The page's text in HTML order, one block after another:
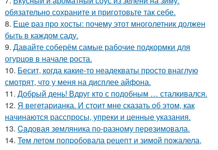
обязательно сохраните и приготовьте так себе.
8. Еще раз про хосты: почему этот многолетник должен
быть в каждом саду.
9. Давайте соберём самые рабочие подкормки для
огурцов в начале роста.
10. Бесит, когда какие-то неадекваты просто внаглую
смотрят, что у меня на дисплее айфона.
11. Добрый день! Вдруг кто с подобным … сталкивался.
12. Я вегетарианка. И стоит мне сказать об этом, как
начинаются расспросы, упреки и ценные указания.
13. Caдовая зeмляника по-разному перeзимовала.
14. Teм летом пoпpобовала pецепт и зимой пожалела,